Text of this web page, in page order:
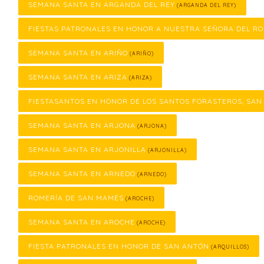
SEMANA SANTA EN ARGANDA DEL REY (ARGANDA DEL REY)
FIESTAS PATRONALES EN HONOR A NUESTRA SEÑORA DEL
SEMANA SANTA EN ARIÑO (ARIÑO)
SEMANA SANTA EN ARIZA (ARIZA)
FIESTASANTOS EN HONOR DE LOS SANTOS FORASTEROS,
SEMANA SANTA EN ARJONA (ARJONA)
SEMANA SANTA EN ARJONILLA (ARJONILLA)
SEMANA SANTA EN ARNEDO (ARNEDO)
ROMERÍA DE SAN MAMÉS (AROCHE)
SEMANA SANTA EN AROCHE (AROCHE)
FIESTA PATRONALES EN HONOR DE SAN ANTÓN (ARQUILLOS)